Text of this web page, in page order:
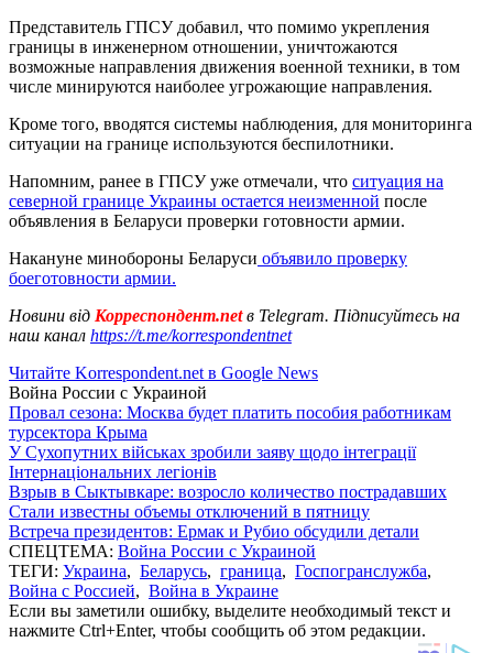
Представитель ГПСУ добавил, что помимо укрепления
границы в инженерном отношении, уничтожаются
возможные направления движения военной техники, в том
числе минируются наиболее угрожающие направления.
Кроме того, вводятся системы наблюдения, для мониторинга
ситуации на границе используются беспилотники.
Напомним, ранее в ГПСУ уже отмечали, что ситуация на
северной границе Украины остается неизменной после
объявления в Беларуси проверки готовности армии.
Накануне минобороны Беларуси объявило проверку
боеготовности армии.
Новини від Корреспондент.netв Telegram. Підписуйтесь на
наш канал https://t.me/korrespondentnet
Читайте Korrespondent.net в Google News
Война России с Украиной
Провал сезона: Москва будет платить пособия работникам
турсектора Крыма
У Сухопутних військах зробили заяву щодо інтеграції
Інтернаціональних легіонів
Взрыв в Сыктывкаре: возросло количество пострадавших
Стали известны объемы отключений в пятницу
Встреча президентов: Ермак и Рубио обсудили детали
СПЕЦТЕМА: Война России с Украиной
ТЕГИ: Украина, Беларусь, граница, Госпогранслужба,
Война с Россией, Война в Украине
Если вы заметили ошибку, выделите необходимый текст и
нажмите Ctrl+Enter, чтобы сообщить об этом редакции.